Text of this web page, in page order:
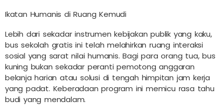
Ikatan Humanis di Ruang Kemudi
Lebih dari sekadar instrumen kebijakan publik yang kaku,
bus sekolah gratis ini telah melahirkan ruang interaksi
sosial yang sarat nilai humanis. Bagi para orang tua, bus
kuning bukan sekadar peranti pemotong anggaran
belanja harian atau solusi di tengah himpitan jam kerja
yang padat. Keberadaan program ini memicu rasa tahu
budi yang mendalam.